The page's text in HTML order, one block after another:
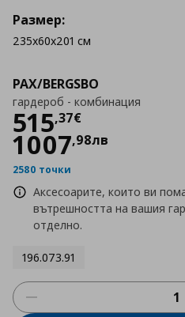
PAX/BERGSBO
гардероб - комбинация
515,37€
Цена
1007,98лв
2580 точки
Аксесоарите, които ви
вътрешността на вашия
отделно.
196.073.91
Размер:
235x60x201 см